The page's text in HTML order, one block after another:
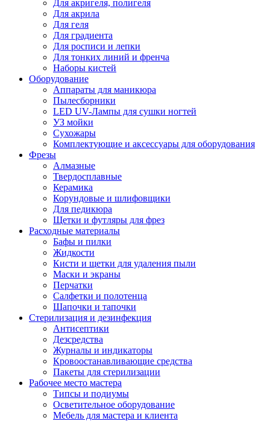
Для акригеля, полигеля
Для акрила
Для геля
Для градиента
Для росписи и лепки
Для тонких линий и френча
Наборы кистей
Оборудование
Аппараты для маникюра
Пылесборники
LED UV-Лампы для сушки ногтей
УЗ мойки
Сухожары
Комплектующие и аксессуары для оборудования
Фрезы
Алмазные
Твердосплавные
Керамика
Корундовые и шлифовщики
Для педикюра
Щетки и футляры для фрез
Расходные материалы
Бафы и пилки
Жидкости
Кисти и щетки для удаления пыли
Маски и экраны
Перчатки
Салфетки и полотенца
Шапочки и тапочки
Стерилизация и дезинфекция
Антисептики
Дезсредства
Журналы и индикаторы
Кровоостанавливающие средства
Пакеты для стерилизации
Рабочее место мастера
Типсы и подиумы
Осветительное оборудование
Мебель для мастера и клиента